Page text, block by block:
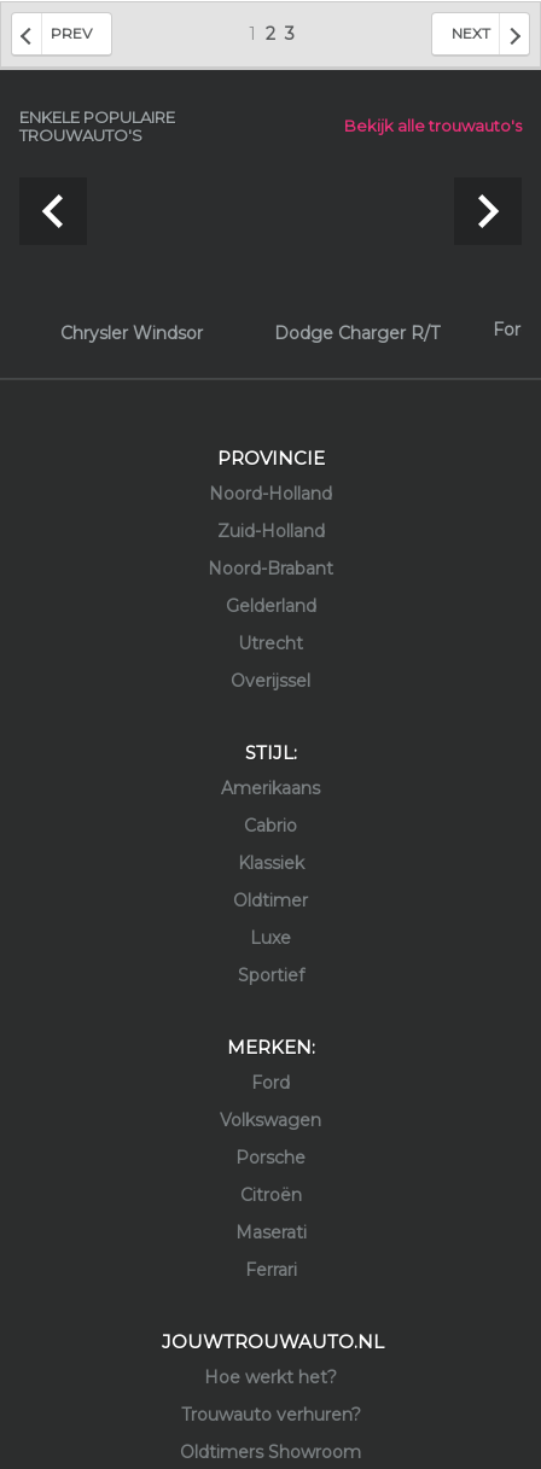
PREV NEXT
1 2 3
ENKELE POPULAIRE
TROUWAUTO'S
Bekijk alle trouwauto's
Chrysler Windsor Dodge Charger R/T Ford
navigate_before navigate_next
PROVINCIE
Noord-Holland
Zuid-Holland
Noord-Brabant
Gelderland
Utrecht
Overijssel
STIJL:
Amerikaans
Cabrio
Klassiek
Oldtimer
Luxe
Sportief
MERKEN:
Ford
Volkswagen
Porsche
Citroën
Maserati
Ferrari
JOUWTROUWAUTO.NL
Hoe werkt het?
Trouwauto verhuren?
Oldtimers Showroom